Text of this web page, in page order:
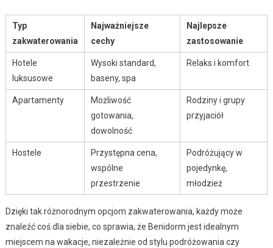
Typ
zakwaterowania
Najważniejsze
cechy
Najlepsze
zastosowanie
Hotele
luksusowe
Wysoki standard,
baseny, spa
Relaks i komfort
Apartamenty
Możliwość
gotowania,
dowolność
Rodziny i grupy
przyjaciół
Hostele
Przystępna cena,
wspólne
przestrzenie
Podróżujący w
pojedynkę,
młodzież
Dzięki tak różnorodnym opcjom zakwaterowania, każdy może
znaleźć coś dla siebie, co sprawia, że Benidorm jest idealnym
miejscem na wakacje, niezależnie od stylu podróżowania czy